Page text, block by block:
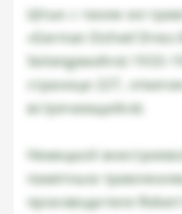
Штык с таким же
«German Etched
Seitengewehre) 1933-
странице 227,
встречающийся).
Немецкий
памятным
производителя